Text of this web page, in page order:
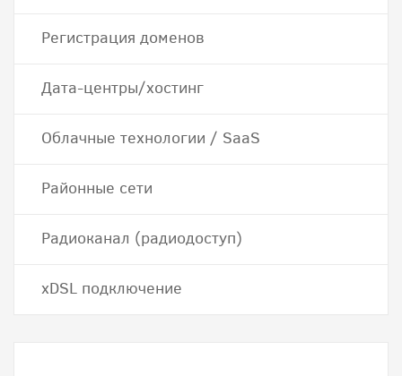
Регистрация доменов
Дата-центры/хостинг
Облачные технологии / SaaS
Районные сети
Радиоканал (радиодоступ)
хDSL подключение